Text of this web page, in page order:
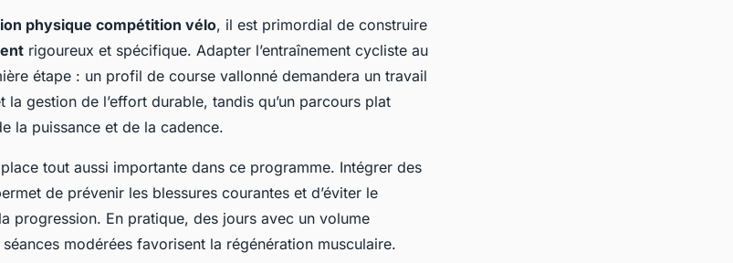
physique compétition vélo, il est primordial de construire
rigoureux et spécifique. Adapter l’entraînement cycliste au
étape : un profil de course vallonné demandera un travail
gestion de l’effort durable, tandis qu’un parcours plat
la puissance et de la cadence.
tout aussi importante dans ce programme. Intégrer des
de prévenir les blessures courantes et d’éviter le
progression. En pratique, des jours avec un volume
modérées favorisent la régénération musculaire.